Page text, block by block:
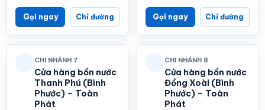
Gọi ngay Chỉ đường Gọi ngay Chỉ đường
CHI NHÁNH 7
Cửa hàng bồn nước
Thanh Phú (Bình
Phước) – Toàn
Phát
CHI NHÁNH 8
Cửa hàng bồn nước
Đồng Xoài (Bình
Phước) – Toàn
Phát